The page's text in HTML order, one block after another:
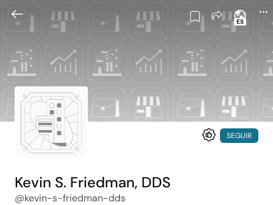
ES
SEGUIR
Kevin S. Friedman, DDS
@kevin-s-friedman-dds